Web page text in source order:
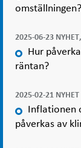
omställningen?
2025-06-23
Hur
räntan?
2025-02-21 NYHET
Inflationen
påverkas av